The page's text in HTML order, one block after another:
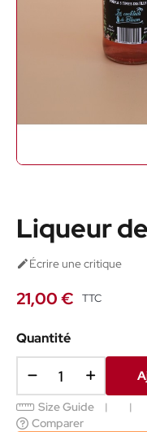
Liqueur
Écrire une critique
21,00 € TTC
Quantité
Size Guide
Comparer